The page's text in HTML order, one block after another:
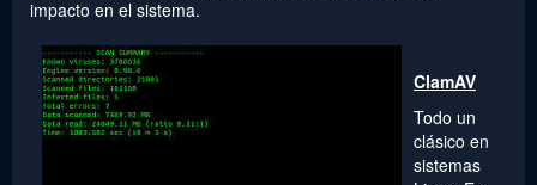
impacto en el sistema.
ClamAV
Todo un
clásico en
sistemas